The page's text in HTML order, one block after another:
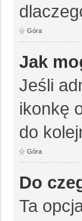
Góra
Jak
Jeśli
ikonkę
do
Góra
Do
Ta